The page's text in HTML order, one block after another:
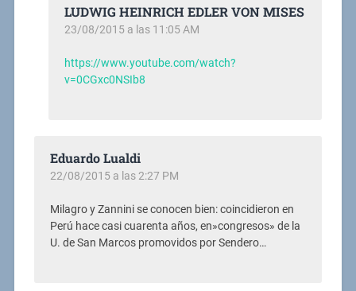
LUDWIG HEINRICH EDLER VON MISES
23/08/2015 a las 11:05 AM
https://www.youtube.com/watch?
v=0CGxc0NSIb8
Eduardo Lualdi
22/08/2015 a las 2:27 PM
Milagro y Zannini se conocen bien: coincidieron en
Perú hace casi cuarenta años, en»congresos» de la
U. de San Marcos promovidos por Sendero…